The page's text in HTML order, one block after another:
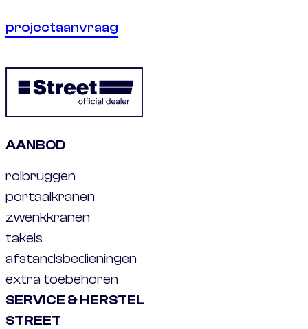
projectaanvraag
AANBOD
rolbruggen
portaalkranen
zwenkkranen
takels
afstandsbedieningen
extra toebehoren
SERVICE & HERSTEL
STREET